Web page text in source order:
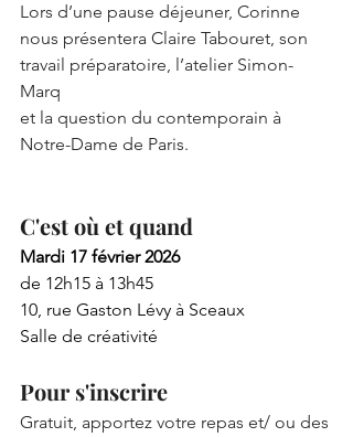
Lors d’une pause déjeuner, Corinne
nous présentera Claire Tabouret, son
travail préparatoire, l’atelier Simon-
Marq
et la question du contemporain à
Notre-Dame de Paris.
C'est où et quand
Mardi 17 février 2026
de 12h15 à 13h45
10, rue Gaston Lévy à Sceaux
Salle de créativité
Pour s'inscrire
Gratuit, apportez votre repas et/ ou des